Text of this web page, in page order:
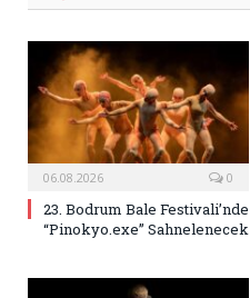
06.08.2026 0
23. Bodrum Bale Festivali’nde
“Pinokyo.exe” Sahnelenecek